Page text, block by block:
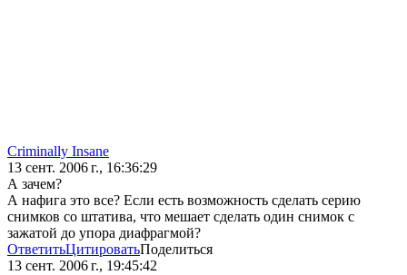
Criminally Insane
13 сент. 2006 г., 16:36:29
А зачем?
А нафига это все? Если есть возможность сделать серию
снимков со штатива, что мешает сделать один снимок с
зажатой до упора диафрагмой?
ОтветитьЦитироватьПоделиться
13 сент. 2006 г., 19:45:42